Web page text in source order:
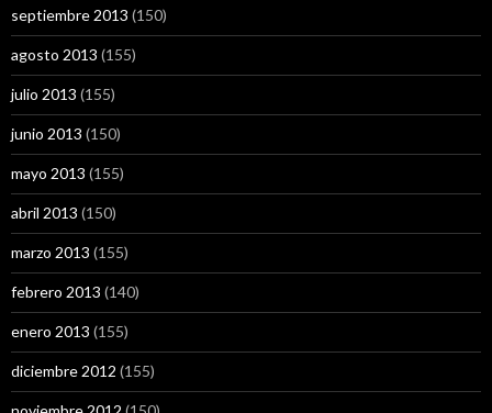
septiembre 2013 (150)
agosto 2013 (155)
julio 2013 (155)
junio 2013 (150)
mayo 2013 (155)
abril 2013 (150)
marzo 2013 (155)
febrero 2013 (140)
enero 2013 (155)
diciembre 2012 (155)